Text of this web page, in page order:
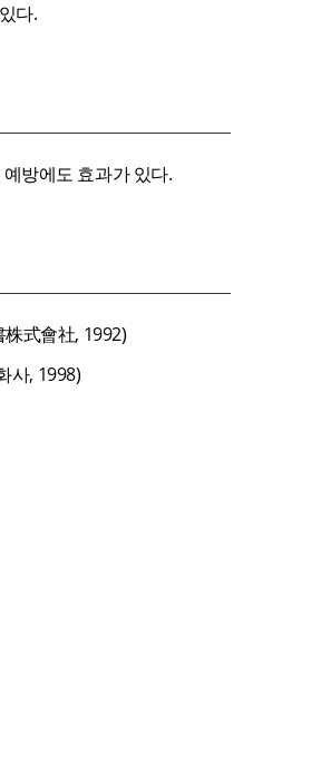
다.
방에도 효과가 있다.
式會社, 1992)
사, 1998)